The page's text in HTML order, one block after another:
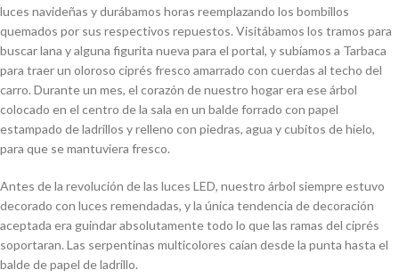
luces navideñas y durábamos horas reemplazando los bombillos
quemados por sus respectivos repuestos. Visitábamos los tramos para
buscar lana y alguna figurita nueva para el portal, y subíamos a Tarbaca
para traer un oloroso ciprés fresco amarrado con cuerdas al techo del
carro. Durante un mes, el corazón de nuestro hogar era ese árbol
colocado en el centro de la sala en un balde forrado con papel
estampado de ladrillos y relleno con piedras, agua y cubitos de hielo,
para que se mantuviera fresco.
Antes de la revolución de las luces LED, nuestro árbol siempre estuvo
decorado con luces remendadas, y la única tendencia de decoración
aceptada era guindar absolutamente todo lo que las ramas del ciprés
soportaran. Las serpentinas multicolores caían desde la punta hasta el
balde de papel de ladrillo.